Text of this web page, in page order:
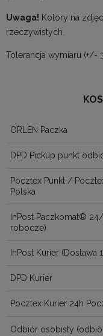
Uwaga! Kolory na
rzeczywistych.
Tolerancja wymiaru (+/-
ORLEN Paczka
DPD Pickup punkt
Pocztex Punkt /
Polska
InPost Paczkomat®
robocze)
InPost Kurier (Dostawa
DPD Kurier
Pocztex Kurier 24h
Odbiór osobisty